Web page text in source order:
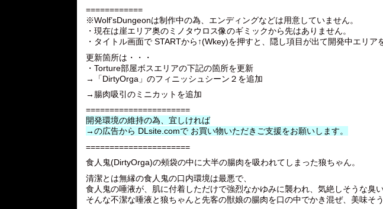
============
※Wolf’sDungeonは制作中の為、エンディングなどは用意していません。
・現在は崖エリア奥のミノタウロス像のギミックから先はありません。
・タイトル画面で STARTから↑(Wkey)を押すと、隠し項目が出て開発中エリア
更新箇所は・・・
・Torture部屋ボスエリアの下記の箇所を更新
→「DirtyOrga」のフィニッシュシーン２を追加
→腸肉吸引のミニカットを追加
======================
開発環境の維持の為、宜しければ
→の広告から DLsite.comで お買い物いただきご支援をお願いします。
======================
食人鬼(DirtyOrga)の頰袋の中に大半の腸肉を吸われてしまった狼ちゃん。
清潔とは無縁の食人鬼の口内環境は最悪で、
食人鬼の唾液が、肌に付着しただけで強烈なかゆみに襲われ、気絶しそうな臭い
そんな不潔な唾液と狼ちゃんと先客の獣娘の腸肉を口の中でかき混ぜ、美味そ